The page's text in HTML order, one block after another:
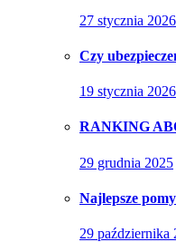
27 stycznia 2026
Czy
19 stycznia 2026
RANKING
29 grudnia 2025
Najlepsze
29 października